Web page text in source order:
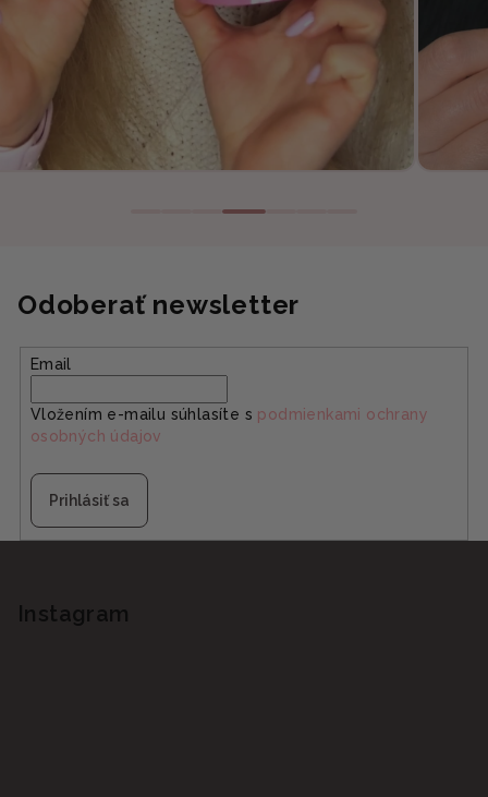
Odoberať newsletter
Email
Vložením e-mailu súhlasíte s podmienkami ochrany
osobných údajov
Prihlásiť sa
Instagram